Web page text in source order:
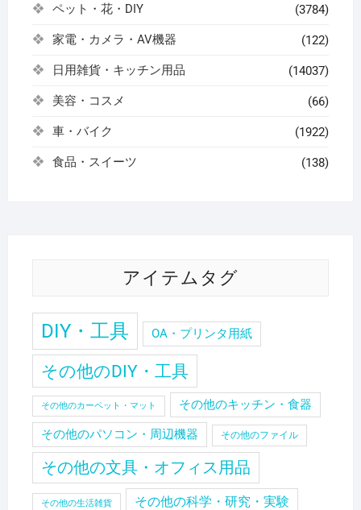
ペット・花・DIY (3784)
家電・カメラ・AV機器 (122)
日用雑貨・キッチン用品 (14037)
美容・コスメ (66)
車・バイク (1922)
食品・スイーツ (138)
アイテムタグ
DIY・工具 OA・プリンタ用紙
その他のDIY・工具
その他のカーペット・マット その他のキッチン・食器
その他のパソコン・周辺機器 その他のファイル
その他の文具・オフィス用品
その他の生活雑貨 その他の科学・研究・実験